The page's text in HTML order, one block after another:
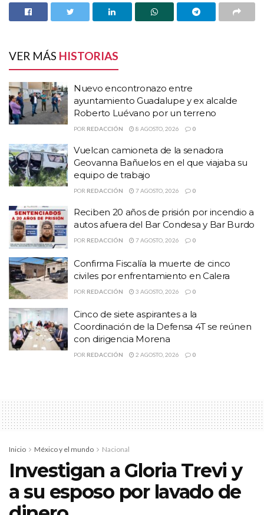
recursos, según Gobierno estatal .
Nuevo encontronazo entre ayuntamiento
terreno
Vuelcan camioneta de la senadora Geovanna
Bañuelos en el que viajaba su equipo de trabajo
Reciben 20 años de prisión por incendio a autos
afuera del Bar Condesa y Bar Burdo
Ante la falta de diálogo y
Monreal Ávila, decidieron cerrar
las principales vías de
comunicación en la zona
metropolitana, asimismo, los
principales accesos al Centro
VER MÁS HISTORIAS
Nuevo encontronazo entre
ayuntamiento Guadalupe y ex alcalde
Roberto Luévano por un terreno
POR REDACCIÓN 8 AGOSTO, 2026 0
Vuelcan camioneta de la senadora
Geovanna Bañuelos en el que viajaba su
equipo de trabajo
POR REDACCIÓN 7 AGOSTO, 2026 0
Reciben 20 años de prisión por incendio a
autos afuera del Bar Condesa y Bar Burdo
POR REDACCIÓN 7 AGOSTO, 2026 0
Confirma Fiscalía la muerte de cinco
civiles por enfrentamiento en Calera
POR REDACCIÓN 3 AGOSTO, 2026 0
Cinco de siete aspirantes a la
Coordinación de la Defensa 4T se reúnen
con dirigencia Morena
POR REDACCIÓN 2 AGOSTO, 2026 0
Inicio México y el mundo Nacional
Investigan a Gloria Trevi y
a su esposo por lavado de